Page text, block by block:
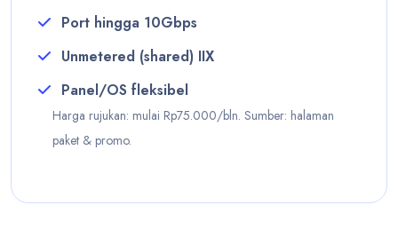
Port hingga 10Gbps
Unmetered (shared) IIX
Panel/OS fleksibel
Harga rujukan: mulai Rp75.000/bln. Sumber: halaman
paket & promo.